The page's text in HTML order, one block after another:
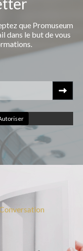
que Promuseum
dans le but de vous